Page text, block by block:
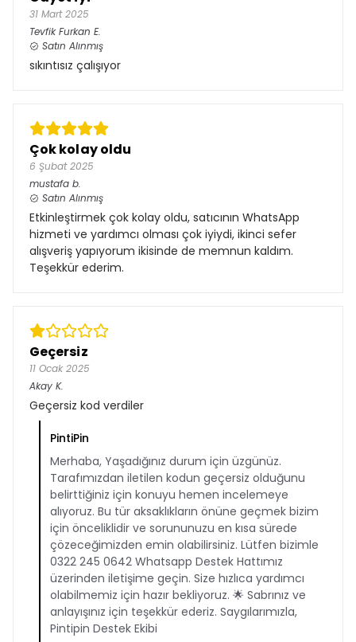
31 Mart 2025
Tevfik Furkan E.
Satın Alınmış
sıkıntısız çalışıyor
Çok kolay oldu
6 Şubat 2025
mustafa b.
Satın Alınmış
Etkinleştirmek çok kolay oldu, satıcının WhatsApp
hizmeti ve yardımcı olması çok iyiydi, ikinci sefer
alışveriş yapıyorum ikisinde de memnun kaldım.
Teşekkür ederim.
Geçersiz
11 Ocak 2025
Akay K.
Geçersiz kod verdiler
PintiPin
Merhaba, Yaşadığınız durum için üzgünüz.
Tarafımızdan iletilen kodun geçersiz olduğunu
belirttiğiniz için konuyu hemen incelemeye
alıyoruz. Bu tür aksaklıkların önüne geçmek bizim
için önceliklidir ve sorununuzu en kısa sürede
çözeceğimizden emin olabilirsiniz. Lütfen bizimle
0322 245 0642 Whatsapp Destek Hattımız
üzerinden iletişime geçin. Size hızlıca yardımcı
olabilmemiz için hazır bekliyoruz. 🌟 Sabrınız ve
anlayışınız için teşekkür ederiz. Saygılarımızla,
Pintipin Destek Ekibi